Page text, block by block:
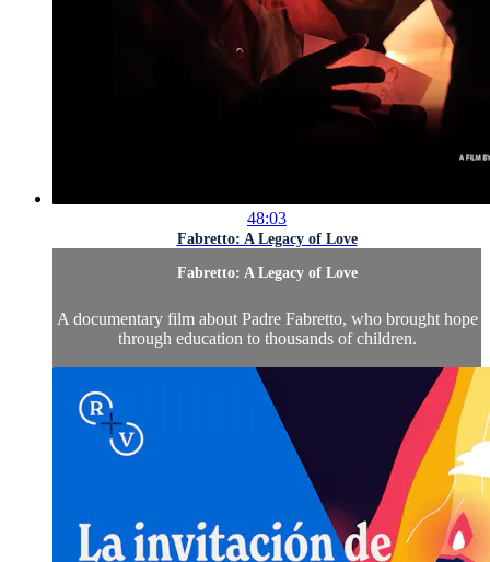
48:03
Fabretto: A Legacy of Love
Fabretto: A Legacy of Love
A documentary film about Padre Fabretto, who brought hope
through education to thousands of children.